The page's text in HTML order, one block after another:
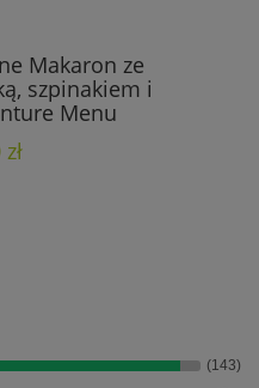
Makaron ze
szpinakiem i
Menu
(143)